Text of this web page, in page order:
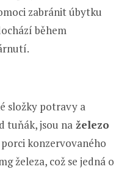
zabránit úbytku
během
složky potravy a
tuňák, jsou na železo
konzervovaného
železa, což se jedná o